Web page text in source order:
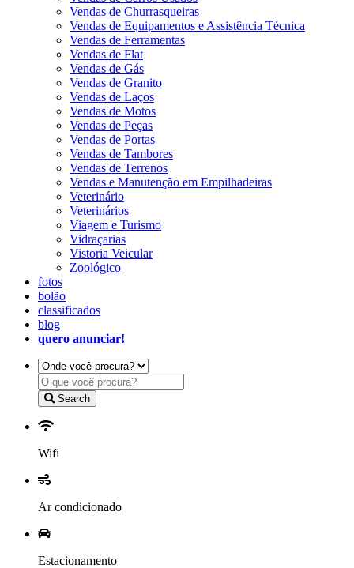
Vendas de Churrasqueiras
Vendas de Equipamentos e Assistência Técnica
Vendas de Ferramentas
Vendas de Flat
Vendas de Gás
Vendas de Granito
Vendas de Laços
Vendas de Motos
Vendas de Peças
Vendas de Portas
Vendas de Tambores
Vendas de Terrenos
Vendas e Manutenção em Empilhadeiras
Veterinário
Veterinários
Viagem e Turismo
Vidraçarias
Vistoria Veicular
Zoológico
fotos
bolão
classificados
blog
quero anunciar!
Search
Wifi
Ar condicionado
Estacionamento